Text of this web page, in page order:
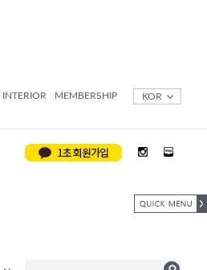
INTERIOR MEMBERSHIP KOR